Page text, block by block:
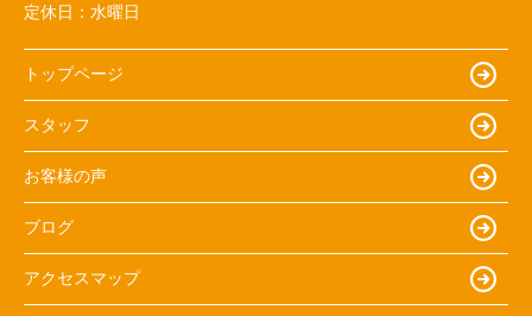
定休日： 水曜日
トップページ
スタッフ
お客様の声
ブログ
アクセスマップ